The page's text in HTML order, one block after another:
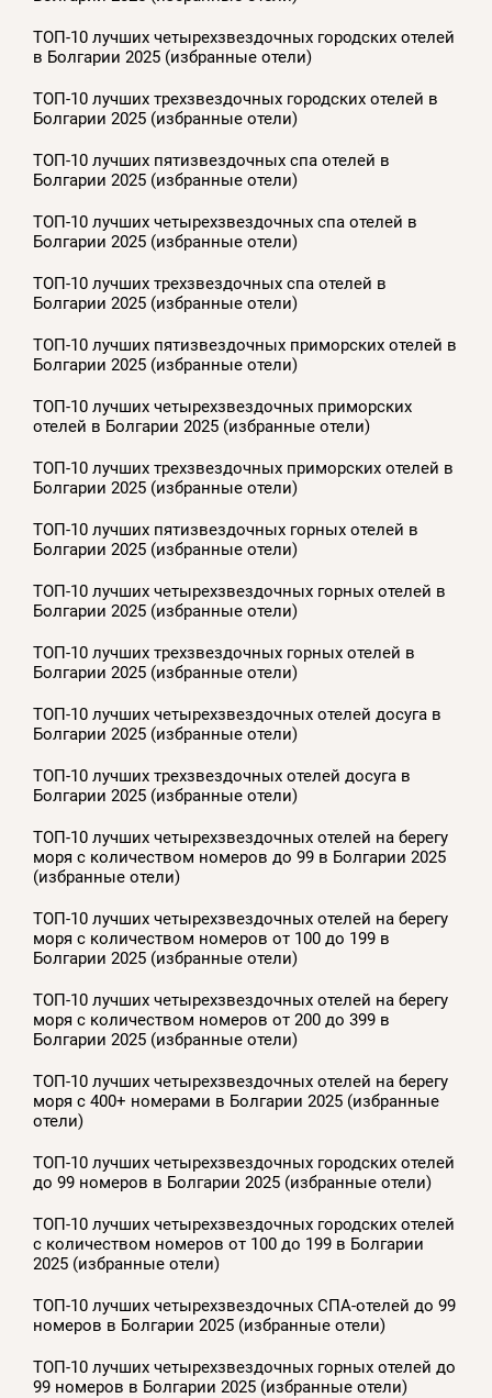
ТОП-10 лучших четырехзвездочных городских отелей
в Болгарии 2025 (избранные отели)
ТОП-10 лучших трехзвездочных городских отелей в
Болгарии 2025 (избранные отели)
ТОП-10 лучших пятизвездочных спа отелей в
Болгарии 2025 (избранные отели)
ТОП-10 лучших четырехзвездочных спа отелей в
Болгарии 2025 (избранные отели)
ТОП-10 лучших трехзвездочных спа отелей в
Болгарии 2025 (избранные отели)
ТОП-10 лучших пятизвездочных приморских отелей в
Болгарии 2025 (избранные отели)
ТОП-10 лучших четырехзвездочных приморских
отелей в Болгарии 2025 (избранные отели)
ТОП-10 лучших трехзвездочных приморских отелей в
Болгарии 2025 (избранные отели)
ТОП-10 лучших пятизвездочных горных отелей в
Болгарии 2025 (избранные отели)
ТОП-10 лучших четырехзвездочных горных отелей в
Болгарии 2025 (избранные отели)
ТОП-10 лучших трехзвездочных горных отелей в
Болгарии 2025 (избранные отели)
ТОП-10 лучших четырехзвездочных отелей досуга в
Болгарии 2025 (избранные отели)
ТОП-10 лучших трехзвездочных отелей досуга в
Болгарии 2025 (избранные отели)
ТОП-10 лучших четырехзвездочных отелей на берегу
моря с количеством номеров до 99 в Болгарии 2025
(избранные отели)
ТОП-10 лучших четырехзвездочных отелей на берегу
моря с количеством номеров от 100 до 199 в
Болгарии 2025 (избранные отели)
ТОП-10 лучших четырехзвездочных отелей на берегу
моря с количеством номеров от 200 до 399 в
Болгарии 2025 (избранные отели)
ТОП-10 лучших четырехзвездочных отелей на берегу
моря с 400+ номерами в Болгарии 2025 (избранные
отели)
ТОП-10 лучших четырехзвездочных городских отелей
до 99 номеров в Болгарии 2025 (избранные отели)
ТОП-10 лучших четырехзвездочных городских отелей
с количеством номеров от 100 до 199 в Болгарии
2025 (избранные отели)
ТОП-10 лучших четырехзвездочных СПА-отелей до 99
номеров в Болгарии 2025 (избранные отели)
ТОП-10 лучших четырехзвездочных горных отелей до
99 номеров в Болгарии 2025 (избранные отели)